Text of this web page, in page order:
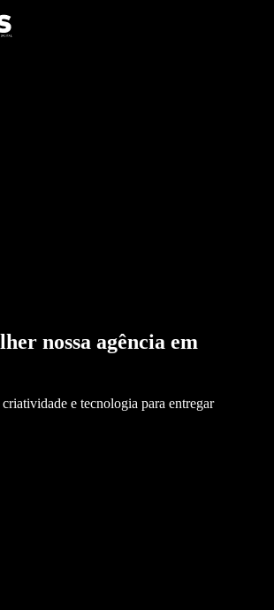
nossa agência em
e tecnologia para entregar